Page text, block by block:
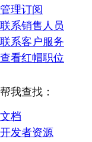
管理订阅
联系销售人员
联系客户服务
查看红帽职位
帮我查找：
文档
开发者资源